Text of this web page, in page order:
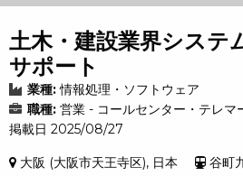
土木・建設業界システ
サポート
業種: 情報処理・ソフトウェア
職種: 営業 - コールセンター・テレマ
掲載日 2025/08/27
大阪 (大阪市天王寺区), 日本
谷町